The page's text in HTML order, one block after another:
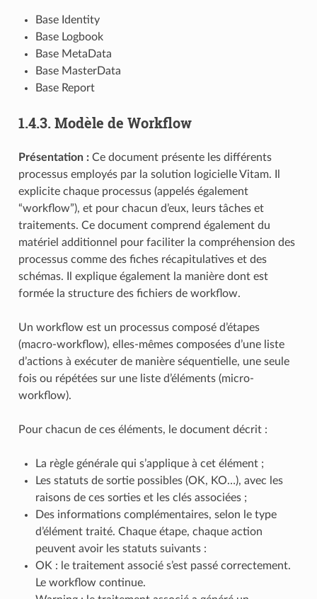
Base Identity
Base Logbook
Base MetaData
Base MasterData
Base Report
1.4.3. Modèle de Workflow
Présentation :Ce document présente les différents
processus employés par la solution logicielle Vitam. Il
explicite chaque processus (appelés également
“workflow”), et pour chacun d’eux, leurs tâches et
traitements. Ce document comprend également du
matériel additionnel pour faciliter la compréhension des
processus comme des fiches récapitulatives et des
schémas. Il explique également la manière dont est
formée la structure des fichiers de workflow.
Un workflow est un processus composé d’étapes
(macro-workflow), elles-mêmes composées d’une liste
d’actions à exécuter de manière séquentielle, une seule
fois ou répétées sur une liste d’éléments (micro-
workflow).
Pour chacun de ces éléments, le document décrit :
La règle générale qui s’applique à cet élément ;
Les statuts de sortie possibles (OK, KO…), avec les
raisons de ces sorties et les clés associées ;
Des informations complémentaires, selon le type
d’élément traité. Chaque étape, chaque action
peuvent avoir les statuts suivants :
OK : le traitement associé s’est passé correctement.
Le workflow continue.